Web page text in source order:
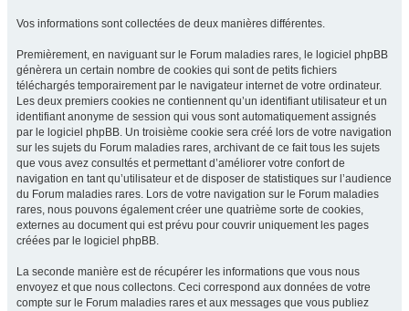
Vos informations sont collectées de deux manières différentes.
Premièrement, en naviguant sur le Forum maladies rares, le logiciel phpBB
génèrera un certain nombre de cookies qui sont de petits fichiers
téléchargés temporairement par le navigateur internet de votre ordinateur.
Les deux premiers cookies ne contiennent qu’un identifiant utilisateur et un
identifiant anonyme de session qui vous sont automatiquement assignés
par le logiciel phpBB. Un troisième cookie sera créé lors de votre navigation
sur les sujets du Forum maladies rares, archivant de ce fait tous les sujets
que vous avez consultés et permettant d’améliorer votre confort de
navigation en tant qu’utilisateur et de disposer de statistiques sur l’audience
du Forum maladies rares. Lors de votre navigation sur le Forum maladies
rares, nous pouvons également créer une quatrième sorte de cookies,
externes au document qui est prévu pour couvrir uniquement les pages
créées par le logiciel phpBB.
La seconde manière est de récupérer les informations que vous nous
envoyez et que nous collectons. Ceci correspond aux données de votre
compte sur le Forum maladies rares et aux messages que vous publiez